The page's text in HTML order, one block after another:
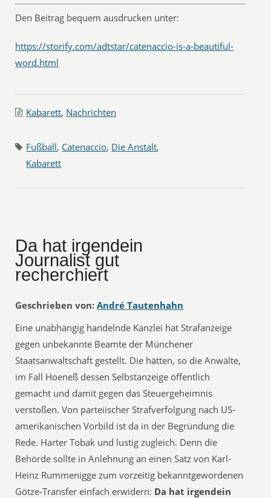
Den Beitrag bequem ausdrucken unter:
https://storify.com/adtstar/catenaccio-is-a-beautiful-
word.html
Kabarett, Nachrichten
Fußball, Catenaccio, Die Anstalt,
Kabarett
Da hat irgendein
Journalist gut
recherchiert
Geschrieben von: André Tautenhahn
Eine unabhängig handelnde Kanzlei hat Strafanzeige
gegen unbekannte Beamte der Münchener
Staatsanwaltschaft gestellt. Die hätten, so die Anwälte,
im Fall Hoeneß dessen Selbstanzeige öffentlich
gemacht und damit gegen das Steuergeheimnis
verstoßen. Von parteiischer Strafverfolgung nach US-
amerikanischen Vorbild ist da in der Begründung die
Rede. Harter Tobak und lustig zugleich. Denn die
Behörde sollte in Anlehnung an einen Satz von Karl-
Heinz Rummenigge zum vorzeitig bekanntgewordenen
Götze-Transfer einfach erwidern: Da hat irgendein